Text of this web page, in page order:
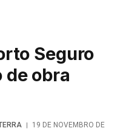
Seguro
de obra
19 DE NOVEMBRO DE